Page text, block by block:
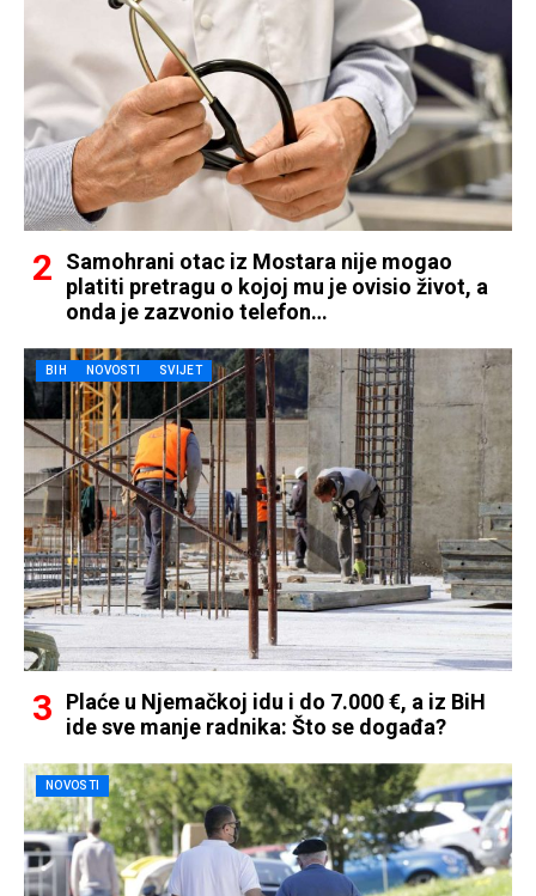
Samohrani otac iz Mostara nije mogao
platiti pretragu o kojoj mu je ovisio život, a
onda je zazvonio telefon…
BIH NOVOSTI SVIJET
Plaće u Njemačkoj idu i do 7.000 €, a iz BiH
ide sve manje radnika: Što se događa?
NOVOSTI